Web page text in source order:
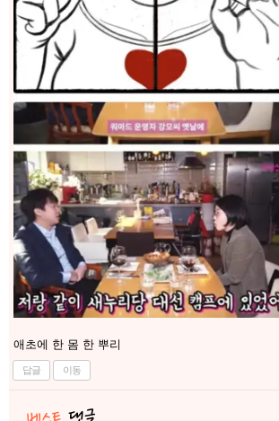
애초에 한 몸 한 뿌리
답글 이동